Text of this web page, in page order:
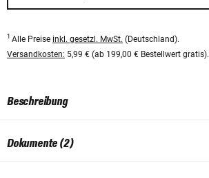
1 Alle Preise inkl. gesetzl. MwSt. (Deutschland).
Versandkosten: 5,99 € (ab 199,00 € Bestellwert gratis).
Beschreibung
Dokumente (2)